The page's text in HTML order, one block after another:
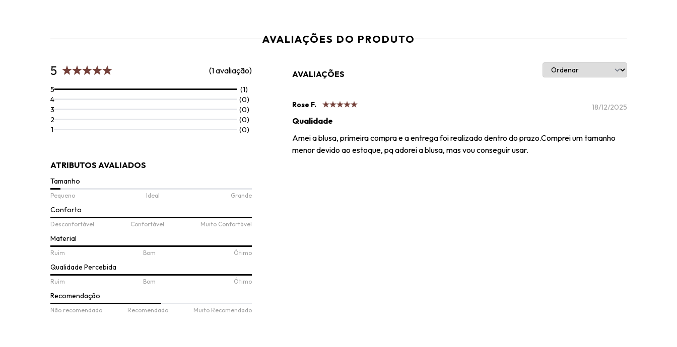
AVALIAÇÕES DO PRODUTO
5 (1 avaliação)
5
(1)
4
(0)
3
(0)
2
(0)
1
(0)
ATRIBUTOS AVALIADOS
Tamanho
Pequeno Ideal Grande
Conforto
Desconfortável Confortável Muito Confortável
Material
Ruim Bom Ótimo
Qualidade Percebida
Ruim Bom Ótimo
Recomendação
Não recomendado Recomendado Muito Recomendado
AVALIAÇÕES
Rose F. 18/12/2025
Qualidade
Amei a blusa, primeira compra e a entrega foi realizado dentro do prazo.Comprei um tamanho
menor devido ao estoque, pq adorei a blusa, mas vou conseguir usar.